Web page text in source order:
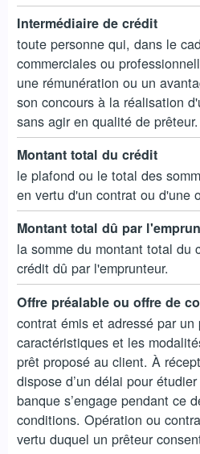
Intermédiaire de crédit
toute personne qui, dans le
commerciales ou
une rémunération ou un
son concours à la réalisation
sans agir en qualité de prêteur.
Montant total du crédit
le plafond ou le total des
en vertu d'un contrat ou d'une
Montant total dû par
la somme du montant total du
crédit dû par l'emprunteur.
Offre préalable ou offre de
contrat émis et adressé par
caractéristiques et les
prêt proposé au client. À
dispose d’un délai pour
banque s’engage pendant ce
conditions. Opération ou
vertu duquel un prêteur